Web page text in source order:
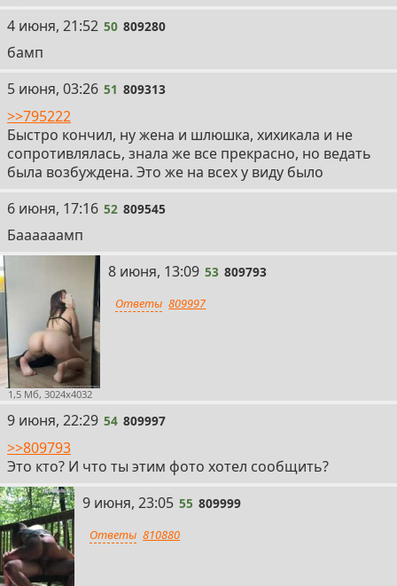
50
4 июня, 21:52 50 809280
бамп
51
5 июня, 03:26 51 809313
>>795222
Быстро кончил, ну жена и шлюшка, хихикала и не
сопротивлялась, знала же все прекрасно, но ведать
была возбуждена. Это же на всех у виду было
52
6 июня, 17:16 52 809545
Баааааамп
1,5 Мб, 3024x4032
53
8 июня, 13:09 53 809793
Ответы 809997
54
9 июня, 22:29 54 809997
>>809793
Это кто? И что ты этим фото хотел сообщить?
55
9 июня, 23:05 55 809999
Ответы 810880